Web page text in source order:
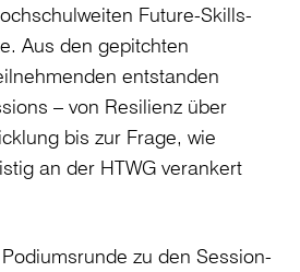
Future-Skills-
Aus den gepitchten
entstanden
– von Resilienz über
bis zur Frage, wie
an der HTWG verankert
zu den Session-